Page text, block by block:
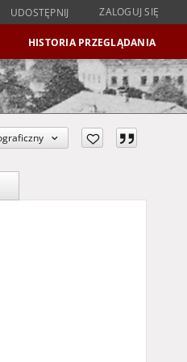
UDOSTĘPNIJ ZALOGUJ SIĘ
HISTORIA PRZEGLĄDANIA